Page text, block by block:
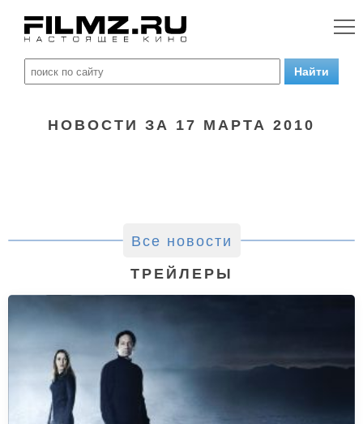
НОВОСТИ ЗА 17 МАРТА 2010
Все новости
ТРЕЙЛЕРЫ